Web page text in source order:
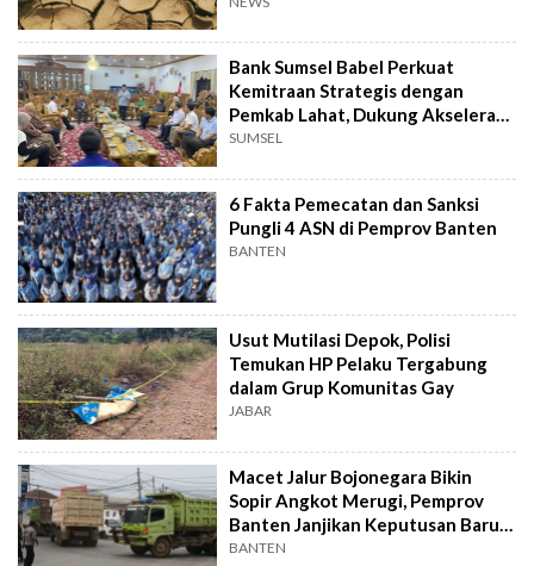
Bank Sumsel Babel Perkuat
Kemitraan Strategis dengan
Pemkab Lahat, Dukung Akselerasi
Ekonomi Daerah
SUMSEL
6 Fakta Pemecatan dan Sanksi
Pungli 4 ASN di Pemprov Banten
BANTEN
Usut Mutilasi Depok, Polisi
Temukan HP Pelaku Tergabung
dalam Grup Komunitas Gay
JABAR
Macet Jalur Bojonegara Bikin
Sopir Angkot Merugi, Pemprov
Banten Janjikan Keputusan Baru 4
Hari Lagi
BANTEN